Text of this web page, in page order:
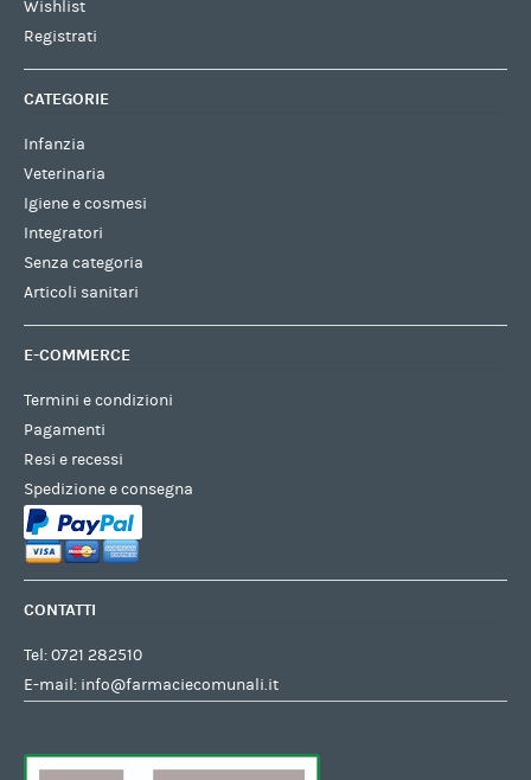
Wishlist
Registrati
CATEGORIE
Infanzia
Veterinaria
Igiene e cosmesi
Integratori
Senza categoria
Articoli sanitari
E-COMMERCE
Termini e condizioni
Pagamenti
Resi e recessi
Spedizione e consegna
CONTATTI
Tel:0721 282510
E-mail: info@farmaciecomunali.it